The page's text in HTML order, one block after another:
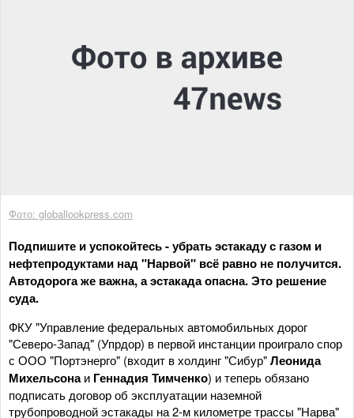
Фото: globallookpress.com
Подпишите и успокойтесь - убрать эстакаду с газом и
нефтепродуктами над "Нарвой" всё равно не получится.
Автодорога же важна, а эстакада опасна. Это решение
суда.
ФКУ "Управление федеральных автомобильных дорог
"Северо-Запад" (Упрдор) в первой инстанции проиграло спор
с ООО "Портэнерго" (входит в холдинг "Сибур"Леонида
Михельсонаи Геннадия Тимченко) и теперь обязано
подписать договор об эксплуатации наземной
трубопроводной эстакады на 2-м километре трассы "Нарва"